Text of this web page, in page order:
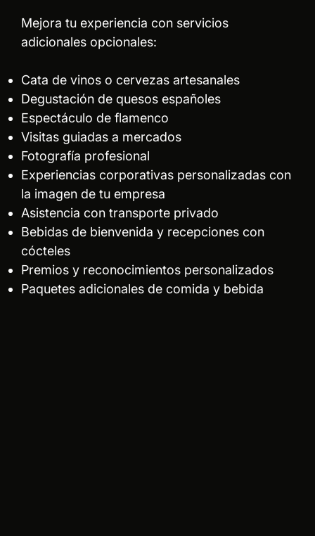
Mejora tu experiencia con servicios
adicionales opcionales:
Cata de vinos o cervezas artesanales
Degustación de quesos españoles
Espectáculo de flamenco
Visitas guiadas a mercados
Fotografía profesional
Experiencias corporativas personalizadas con
la imagen de tu empresa
Asistencia con transporte privado
Bebidas de bienvenida y recepciones con
cócteles
Premios y reconocimientos personalizados
Paquetes adicionales de comida y bebida